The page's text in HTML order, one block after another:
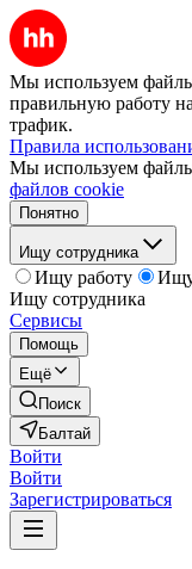
Мы используем
правильную работу
трафик.
Правила
Мы используем
файлов cookie
Понятно
Ищу сотрудника
Ищу работу
Ищу
Ищу сотрудника
Сервисы
Помощь
Ещё
Поиск
Балтай
Войти
Войти
Зарегистрироваться